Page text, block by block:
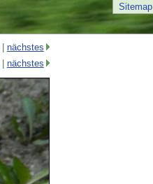
Sitemap
nächstes
nächstes